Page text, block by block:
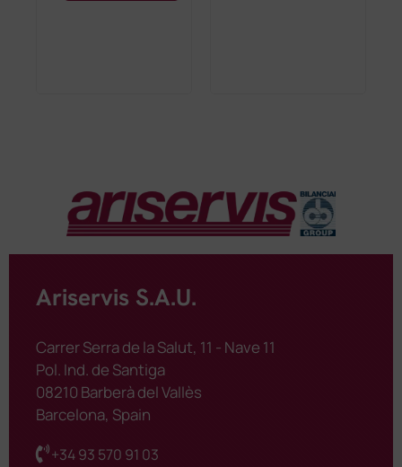
Ariservis S.A.U.
Carrer Serra de la Salut, 11 - Nave 11
Pol. Ind. de Santiga
08210 Barberà del Vallès
Barcelona, Spain
+34 93 570 91 03